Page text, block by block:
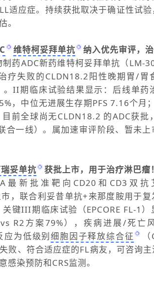
适应症。持续获批取决于确证性试
。
维特柯妥拜单抗 纳入优先审评，
药ADC新药维特柯妥拜单抗（LM-
疗失败的CLDN18.2阳性晚期胃/胃
。II期临床试验结果显示：后线单药
，中位无进展生存期PFS 7.16个月
前全球尚无CLDN18.2 的ADC获
合一线）。属加速审评阶段、暂未上
妥单抗
获批上市，用于治疗淋巴瘤！
最新批准靶向CD20和CD3双抗
，联合利妥昔单抗+来那度胺用于
键III期临床试验（EPCORE FL-1）
R2方案79%），疾病进展/死亡
应为低级别细胞因子释放综合征
败、符合适应症的FL病友，可咨询
染预防和CRS监测。